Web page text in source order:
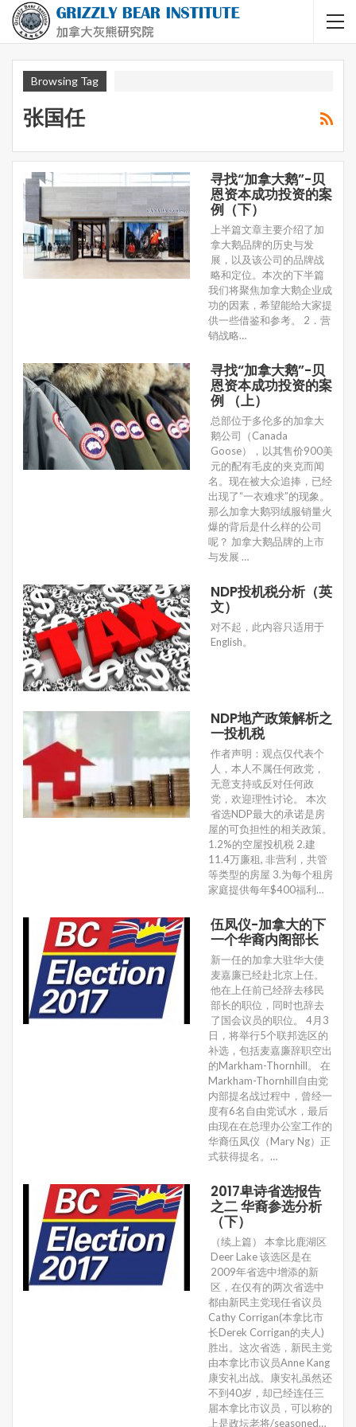
Browsing Tag
张国任
寻找“加拿大鹅”-贝
恩资本成功投资的案
例（下）
上半篇文章主要介绍了加
拿大鹅品牌的历史与发
展，以及该公司的品牌战
略和定位。本次的下半篇
我们将聚焦加拿大鹅企业成
功的因素，希望能给大家提
供一些借鉴和参考。 2．营
销战略…
寻找“加拿大鹅”-贝
恩资本成功投资的案
例 （上）
总部位于多伦多的加拿大
鹅公司（Canada
Goose），以其售价900美
元的配有毛皮的夹克而闻
名。现在被大众追捧，已经
出现了“一衣难求”的现象。
那么加拿大鹅羽绒服销量火
爆的背后是什么样的公司
呢？ 加拿大鹅品牌的上市
与发展 …
NDP投机税分析（英
文）
对不起，此内容只适用于
English。
NDP地产政策解析之
一投机税
作者声明：观点仅代表个
人，本人不属任何政党，
无意支持或反对任何政
党，欢迎理性讨论。 本次
省选NDP最大的承诺是房
屋的可负担性的相关政策。
1.2%的空屋投机税 2.建
11.4万廉租, 非营利，共管
等类型的房屋 3.为每个租房
家庭提供每年$400福利…
伍凤仪-加拿大的下
一个华裔内阁部长
新一任的加拿大驻华大使
麦嘉廉已经赴北京上任。
他在上任前已经辞去移民
部长的职位，同时也辞去
了国会议员的职位。 4月3
日，将举行5个联邦选区的
补选，包括麦嘉廉辞职空出
的Markham-Thornhill。 在
Markham-Thornhill自由党
内部提名战过程中，曾经一
度有6名自由党试水，最后
由现在在总理办公室工作的
华裔伍凤仪（Mary Ng）正
式获得提名。…
2017卑诗省选报告
之二 华裔参选分析
（下）
（续上篇） 本拿比鹿湖区
Deer Lake 该选区是在
2009年省选中增添的新
区，在仅有的两次省选中
都由新民主党现任省议员
Cathy Corrigan(本拿比市
长Derek Corrigan的夫人)
胜出。这次省选，新民主党
由本拿比市议员Anne Kang
康安礼出战。康安礼虽然还
不到40岁，却已经连任三
届本拿比市议员，可以称的
上是政坛老将/seasoned…